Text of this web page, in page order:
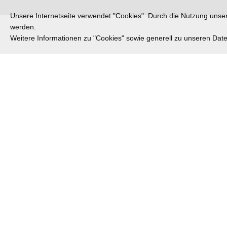
Unsere Internetseite verwendet "Cookies". Durch die Nutzung
werden.
Weitere Informationen zu "Cookies" sowie generell zu unseren